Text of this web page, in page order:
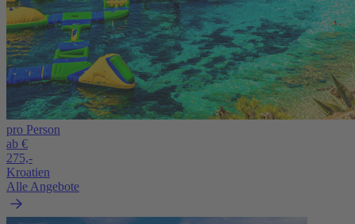
pro Person
ab €
275,-
Kroatien
Alle Angebote